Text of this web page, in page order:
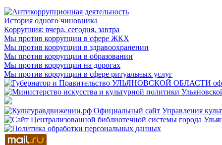
История одного чиновника
Коррупция: вчера, сегодня, завтра
Мы против коррупции в сфере ЖКХ
Мы против коррупции в здравоохранении
Мы против коррупции в образовании
Мы против коррупции на дорогах
Мы против коррупции в сфере ритуальных услуг